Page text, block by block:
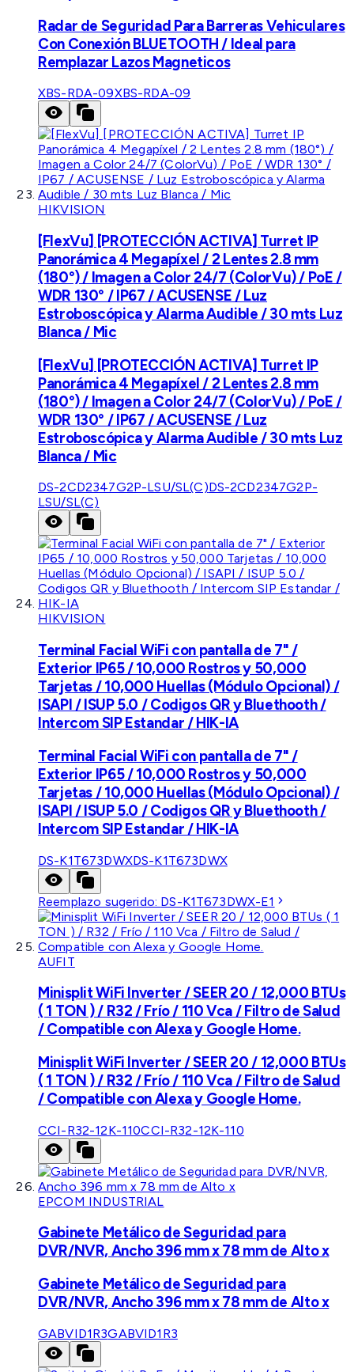
Radar de Seguridad Para Barreras Vehiculares
Con Conexión BLUETOOTH / Ideal para
Remplazar Lazos Magneticos
XBS-RDA-09XBS-RDA-09
HIKVISION
[FlexVu] [PROTECCIÓN ACTIVA] Turret IP
Panorámica 4 Megapíxel / 2 Lentes 2.8 mm
(180°) / Imagen a Color 24/7 (ColorVu) / PoE /
WDR 130° / IP67 / ACUSENSE / Luz
Estroboscópica y Alarma Audible / 30 mts Luz
Blanca / Mic
[FlexVu] [PROTECCIÓN ACTIVA] Turret IP
Panorámica 4 Megapíxel / 2 Lentes 2.8 mm
(180°) / Imagen a Color 24/7 (ColorVu) / PoE /
WDR 130° / IP67 / ACUSENSE / Luz
Estroboscópica y Alarma Audible / 30 mts Luz
Blanca / Mic
DS-2CD2347G2P-LSU/SL(C)DS-2CD2347G2P-
LSU/SL(C)
HIKVISION
Terminal Facial WiFi con pantalla de 7" /
Exterior IP65 / 10,000 Rostros y 50,000
Tarjetas / 10,000 Huellas (Módulo Opcional) /
ISAPI / ISUP 5.0 / Codigos QR y Bluethooth /
Intercom SIP Estandar / HIK-IA
Terminal Facial WiFi con pantalla de 7" /
Exterior IP65 / 10,000 Rostros y 50,000
Tarjetas / 10,000 Huellas (Módulo Opcional) /
ISAPI / ISUP 5.0 / Codigos QR y Bluethooth /
Intercom SIP Estandar / HIK-IA
DS-K1T673DWXDS-K1T673DWX
Reemplazo sugerido: DS-K1T673DWX-E1
AUFIT
Minisplit WiFi Inverter / SEER 20 / 12,000 BTUs
( 1 TON ) / R32 / Frío / 110 Vca / Filtro de Salud
/ Compatible con Alexa y Google Home.
Minisplit WiFi Inverter / SEER 20 / 12,000 BTUs
( 1 TON ) / R32 / Frío / 110 Vca / Filtro de Salud
/ Compatible con Alexa y Google Home.
CCI-R32-12K-110CCI-R32-12K-110
EPCOM INDUSTRIAL
Gabinete Metálico de Seguridad para
DVR/NVR, Ancho 396 mm x 78 mm de Alto x
Gabinete Metálico de Seguridad para
DVR/NVR, Ancho 396 mm x 78 mm de Alto x
GABVID1R3GABVID1R3